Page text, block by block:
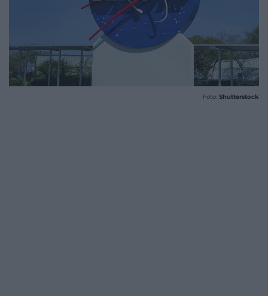
Foto: Shutterstock